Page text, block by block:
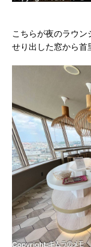
こちらが夜のラウン
せり出した窓から首